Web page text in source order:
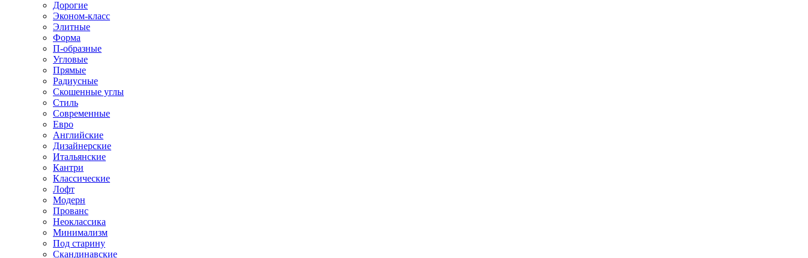
Дорогие
Эконом-класс
Элитные
Форма
П-образные
Угловые
Прямые
Радиусные
Скошенные углы
Стиль
Современные
Евро
Английские
Дизайнерские
Итальянские
Кантри
Классические
Лофт
Модерн
Прованс
Неоклассика
Минимализм
Под старину
Скандинавские